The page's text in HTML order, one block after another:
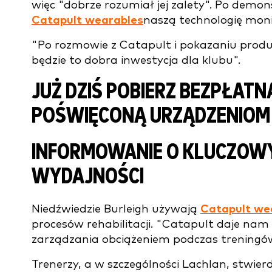
więc "dobrze rozumiał jej zalety". Po
Catapult wearablesnaszą technologię
"Po rozmowie z Catapult i pokazaniu
będzie to dobra inwestycja dla klubu".
JUŻ DZIŚ POBIERZ
POŚWIĘCONĄ
INFORMOWANIE O
WYDAJNOŚCI
Niedźwiedzie Burleigh używają Catapult
procesów rehabilitacji. "Catapult daje
zarządzania obciążeniem podczas
Trenerzy, a w szczególności Lachlan,